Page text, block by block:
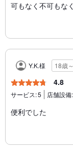
可もなく不可もなく
Y.K.様 18歳
4.8
サービス:5 店舗設備:
便利でした